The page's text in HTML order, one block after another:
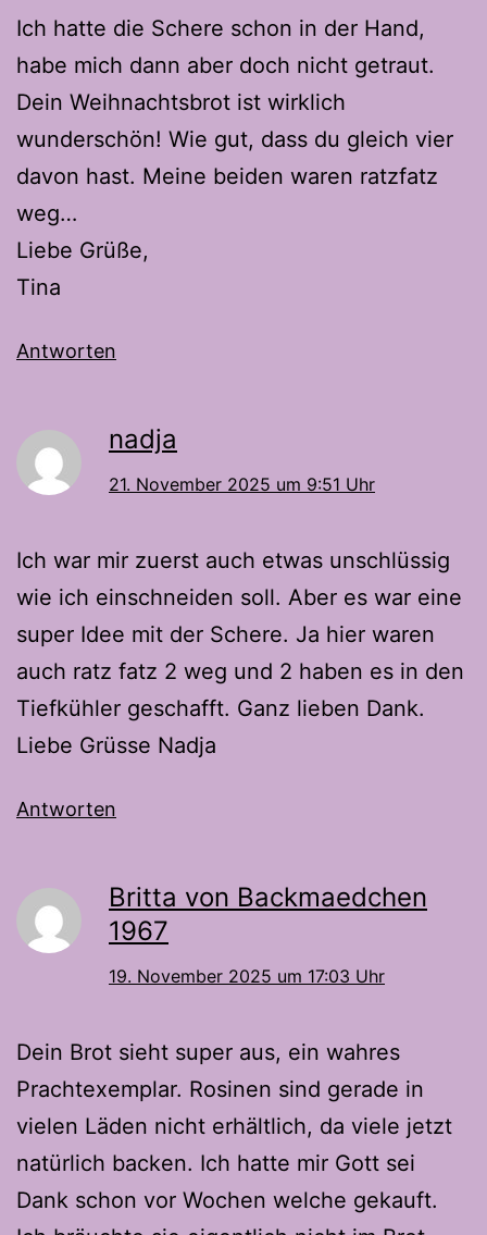
Ich hatte die Schere schon in der Hand,
habe mich dann aber doch nicht getraut.
Dein Weihnachtsbrot ist wirklich
wunderschön! Wie gut, dass du gleich vier
davon hast. Meine beiden waren ratzfatz
weg…
Liebe Grüße,
Tina
Antworten
nadja
21. November 2025 um 9:51 Uhr
Ich war mir zuerst auch etwas unschlüssig
wie ich einschneiden soll. Aber es war eine
super Idee mit der Schere. Ja hier waren
auch ratz fatz 2 weg und 2 haben es in den
Tiefkühler geschafft. Ganz lieben Dank.
Liebe Grüsse Nadja
Antworten
Britta von Backmaedchen
1967
19. November 2025 um 17:03 Uhr
Dein Brot sieht super aus, ein wahres
Prachtexemplar. Rosinen sind gerade in
vielen Läden nicht erhältlich, da viele jetzt
natürlich backen. Ich hatte mir Gott sei
Dank schon vor Wochen welche gekauft.